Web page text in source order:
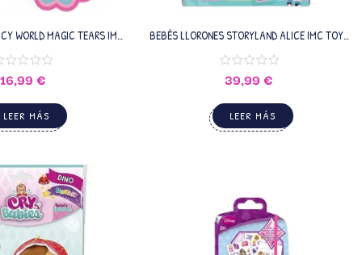
WORLD MAGIC TEARS IMC
16,99 €
LEER MÁS
BEBÉS LLORONES STORYLAND ALICE IMC TOYS
39,99 €
LEER MÁS